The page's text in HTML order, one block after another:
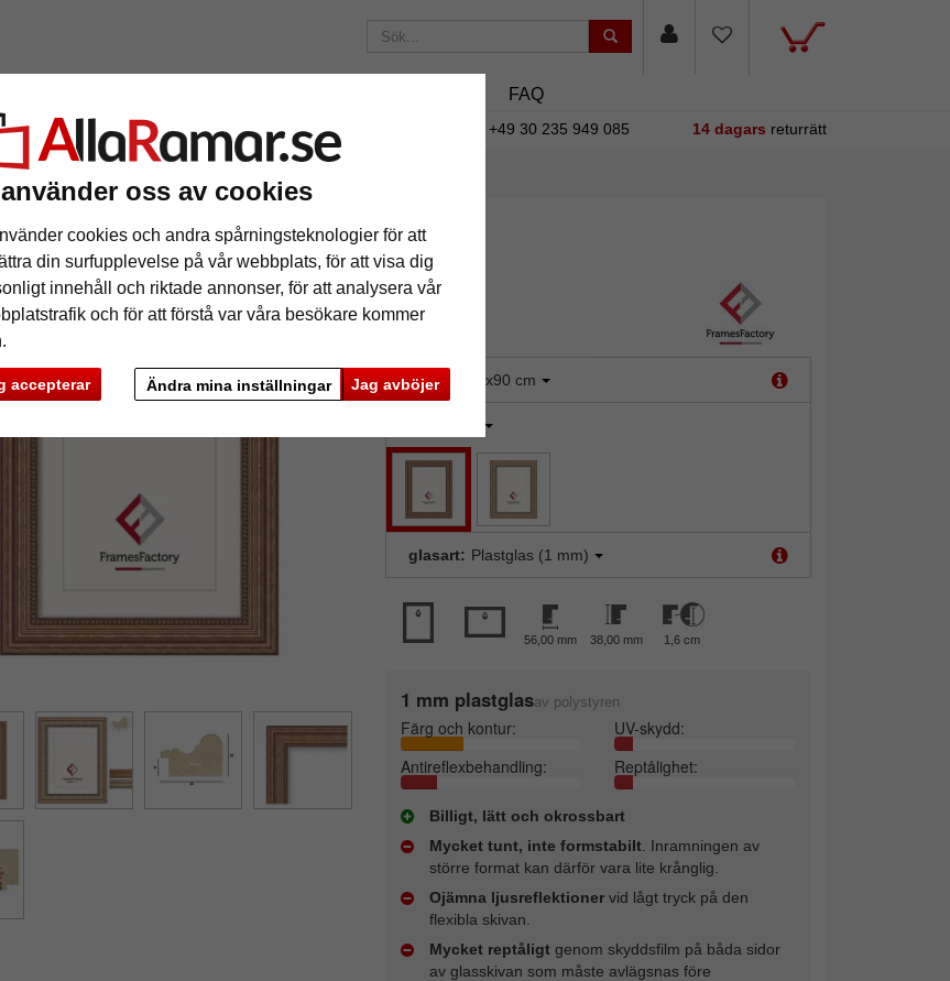
oss av cookies
cookies och andra spårningsteknologier för att
din surfupplevelse på vår webbplats, för att visa dig
innehåll och riktade annonser, för att analysera vår
och för att förstå var våra besökare kommer
accepterar Jag avböjer
Ändra mina inställningar
FAQ
kr i leveranskostnad.Oavsett hur mycket du beställer. +49 30 235 949 085 14 dagars returrätt
Alessia
format: 70x90 cm
glasart: Plastglas (1 mm)
56,00 mm 38,00 mm 1,6 cm
1 mm plastglasav polystyren
Färg och kontur:
UV-skydd:
Antireflexbehandling:
Reptålighet:
Billigt, lätt och okrossbart
Mycket tunt, inte formstabilt. Inramningen av
större format kan därför vara lite krånglig.
Ojämna ljusreflektionervid lågt tryck på den
flexibla skivan.
Mycket reptåligtgenom skyddsfilm på båda sidor
av glasskivan som måste avlägsnas före